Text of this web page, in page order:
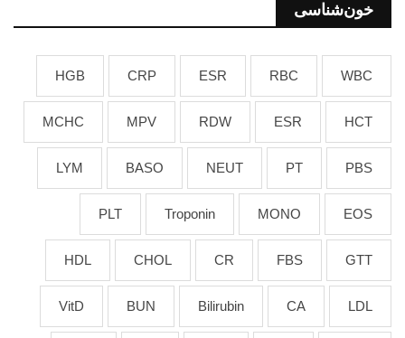
خون‌شناسی
WBC
RBC
ESR
CRP
HGB
HCT
ESR
RDW
MPV
MCHC
PBS
PT
NEUT
BASO
LYM
EOS
MONO
Troponin
PLT
GTT
FBS
CR
CHOL
HDL
LDL
CA
Bilirubin
BUN
VitD